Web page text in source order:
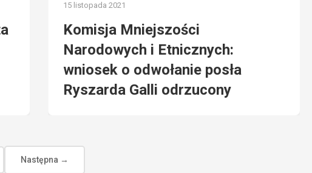
15 listopada 2021
Komisja Mniejszości
Narodowych i Etnicznych:
wniosek o odwołanie posła
Ryszarda Galli odrzucony
Następna →